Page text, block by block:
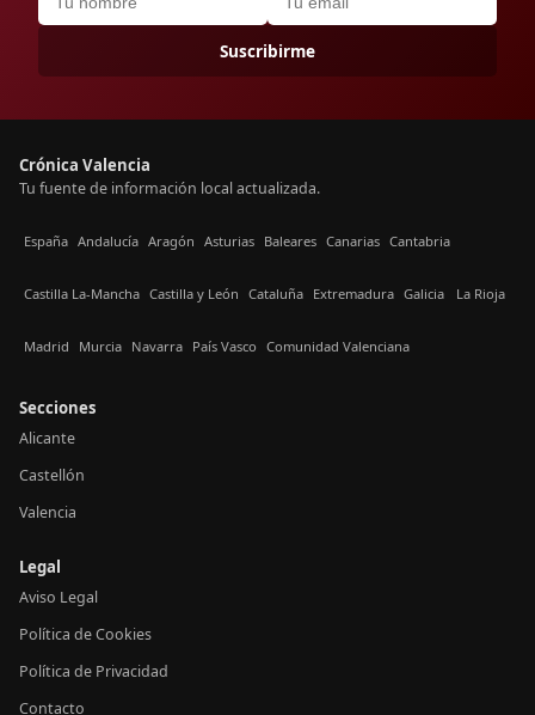
Suscribirme
Crónica Valencia
Tu fuente de información local actualizada.
España Andalucía Aragón Asturias Baleares Canarias Cantabria
Castilla La-Mancha Castilla y León Cataluña Extremadura Galicia La Rioja
Madrid Murcia Navarra País Vasco Comunidad Valenciana
Secciones
Alicante
Castellón
Valencia
Legal
Aviso Legal
Política de Cookies
Política de Privacidad
Contacto